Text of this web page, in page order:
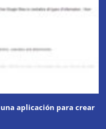
una aplicación para crear